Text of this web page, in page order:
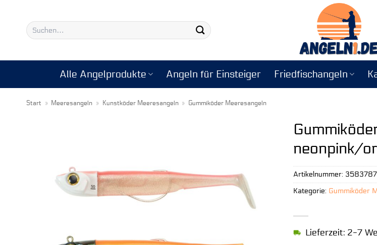
springen
Suchen
nach:
Alle Angelprodukte Angeln für Einsteiger Friedfischangeln
Start » Meeresangeln » Kunstköder Meeresangeln » Gummiköder Meeresangeln
neonpink/
Lieferzeit: 2-7
Artikelnummer:
Kategorie: Gummiköder